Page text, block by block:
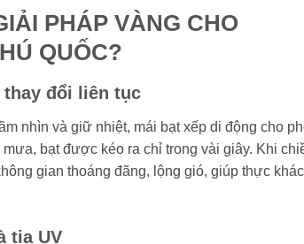
PHÁP VÀNG CHO
QUỐC?
đổi liên tục
nhìn và giữ nhiệt, mái bạt xếp di động cho
bạt được kéo ra chỉ trong vài giây. Khi
gian thoáng đãng, lộng gió, giúp thực
tia UV